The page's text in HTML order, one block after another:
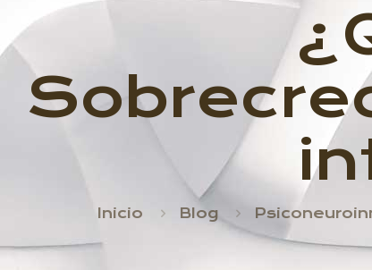
Inicio Blog